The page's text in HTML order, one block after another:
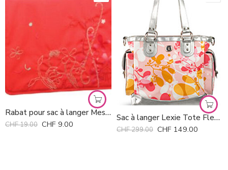
Rabat pour sac à langer Messenger Lässig *
CHF19.00 CHF 9.00
Sac à langer Lexie Tote Fleurville
CHF299.00 CHF 149.00